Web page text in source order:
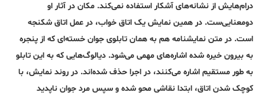
درام‌هایش از نشانه‌های آشکار استفاده نمی‌کند. مکان در آثار او
دومعنایی‌ست. در همین نمایش یک اتاق خواب، در عمل اتاق شکنجه
است. در متن نمایشنامه هم به همان تابلوی جوان خسته‌ای که از پنجره
به بیرون خیره شده اشاره‌های مهمی می‌شود. دیالوگ‌هایی که به این تابلو
به طور مستقیم اشاره می‌کنند، در اجرا حذف شده‌اند. در روند نمایش، با
کوچک شدن اتاق، ابتدا نقاشی محو شده و سپس مرد جوان ناپدید